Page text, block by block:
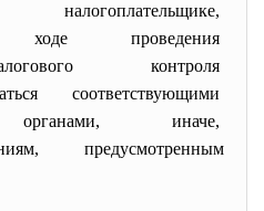
проведения
контроля
соответствующими
органами, иначе,
предусмотренным